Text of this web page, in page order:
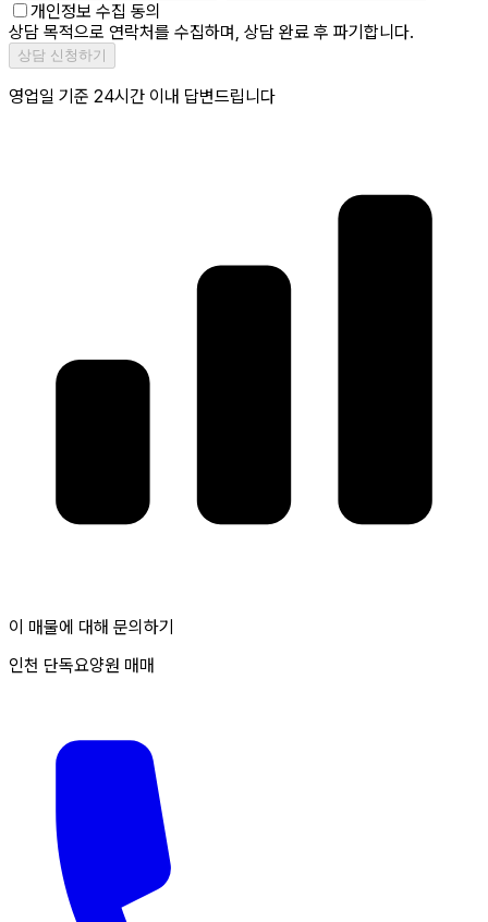
개인정보 수집 동의
상담 목적으로 연락처를 수집하며, 상담 완료 후 파기합니다.
상담 신청하기
영업일 기준 24시간 이내 답변드립니다
이 매물에 대해 문의하기
인천 단독요양원 매매